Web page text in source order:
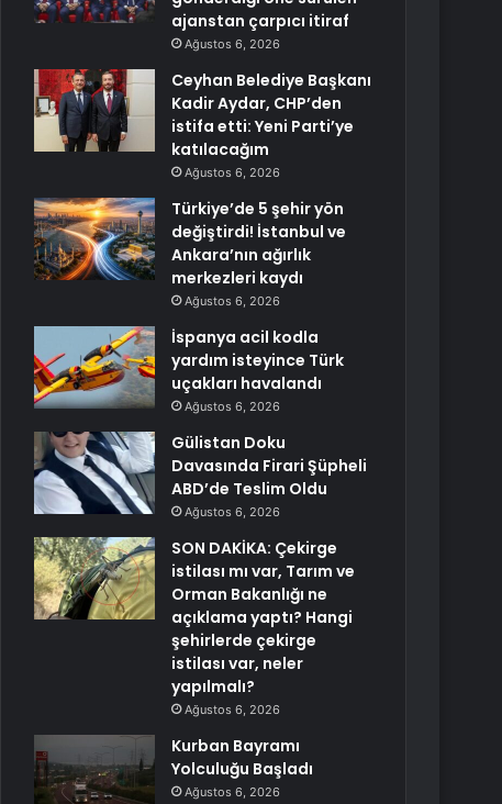
ajanstan çarpıcı itiraf
Ağustos 6, 2026
Ceyhan Belediye Başkanı
Kadir Aydar, CHP’den
istifa etti: Yeni Parti’ye
katılacağım
Ağustos 6, 2026
Türkiye’de 5 şehir yön
değiştirdi! İstanbul ve
Ankara’nın ağırlık
merkezleri kaydı
Ağustos 6, 2026
İspanya acil kodla
yardım isteyince Türk
uçakları havalandı
Ağustos 6, 2026
Gülistan Doku
Davasında Firari Şüpheli
ABD’de Teslim Oldu
Ağustos 6, 2026
SON DAKİKA: Çekirge
istilası mı var, Tarım ve
Orman Bakanlığı ne
açıklama yaptı? Hangi
şehirlerde çekirge
istilası var, neler
yapılmalı?
Ağustos 6, 2026
Kurban Bayramı
Yolculuğu Başladı
Ağustos 6, 2026